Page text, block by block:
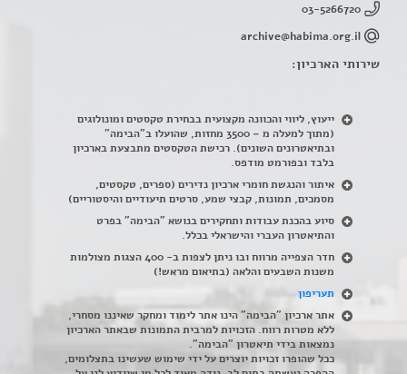
03-5266720
archive@habima.org.il
שירותי הארכיון:
ייעוץ, ליווי והכוונה מקצועית בבחירת טקסטים ומונולוגים
(מתוך למעלה מ – 3500 מחזות, שהועלו ב"הבימה"
ובתיאטרונים השונים). רכישת הטקסטים מתבצעת בארכיון
בלבד ובפורמט מודפס.
איתור והנגשת חומרי ארכיון נדירים (ספרים, טקסטים,
מסמכים, תמונות, קבצי שמע, סרטים תיעודיים והיסטוריים)
סיוע בהכנת עבודות ותחקירים בנושא "הבימה" בפרט
והתיאטרון העברי והישראלי בכלל.
חדר הצפייה מרווח ובו ניתן לצפות ב- 400 הצגות מצולמות
משנות השבעים והלאה (בתיאום מראש!)
תעריפון
אתר ארכיון "הבימה" הינו אתר לימוד ומחקר שאיננו מסחרי,
ללא מטרות רווח. הזכויות למרבית התמונות שבאתר הארכיון
נמצאות בידי תיאטרון "הבימה".
ככל שהופרו זכויות יוצרים על ידי שימוש שעשינו בתצלומים,